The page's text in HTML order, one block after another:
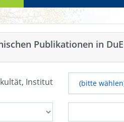
Publikationen in
Institut (bitte